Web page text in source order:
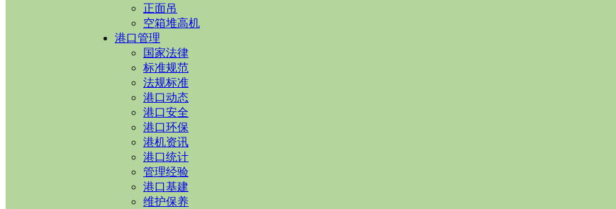
正面吊
空箱堆高机
港口管理
国家法律
标准规范
法规标准
港口动态
港口安全
港口环保
港机资讯
港口统计
管理经验
港口基建
维护保养